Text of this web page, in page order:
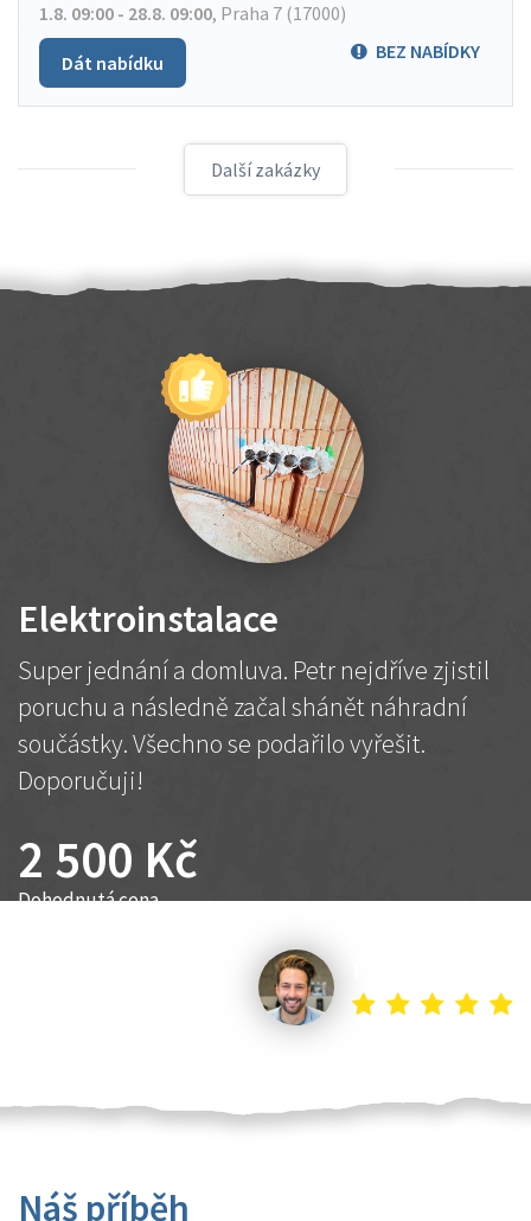
1.8. 09:00 - 28.8. 09:00, Praha 7 (17000)
BEZ NABÍDKY
Dát nabídku
Další zakázky
Elektroinstalace
Super jednání a domluva. Petr nejdříve zjistil
poruchu a následně začal shánět náhradní
součástky. Všechno se podařilo vyřešit.
Doporučuji!
2 500 Kč
Dohodnutá cena
Náš příběh